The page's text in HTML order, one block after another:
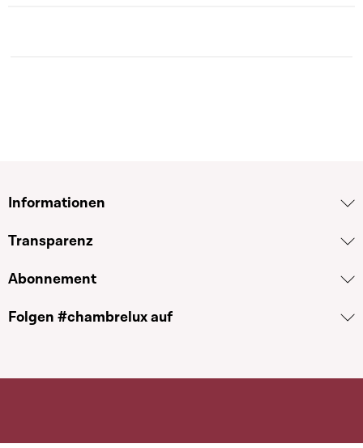
Informationen
Transparenz
Abonnement
Folgen #chambrelux auf